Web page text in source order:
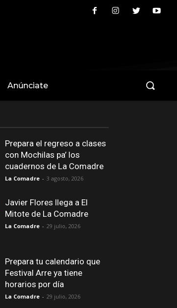
Anúnciate
Prepara el regreso a clases
con Mochilas pa’ los
cuadernos de La Comadre
La Comadre - 3 agosto, 2026
Javier Flores llega a El
Mitote de La Comadre
La Comadre - 29 julio, 2026
Prepara tu calendario que
Festival Arre ya tiene
horarios por día
La Comadre - 29 julio, 2026